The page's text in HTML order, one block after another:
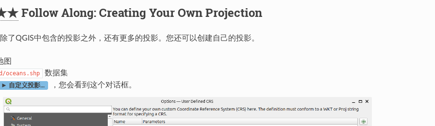
Follow Along: Creating Your Own Projection
了QGIS中包含的投影之外，还有更多的投影。您还可以创建自己的投影。
图
oceans.shp 数据集
► 自定义投影... ，您会看到这个对话框。